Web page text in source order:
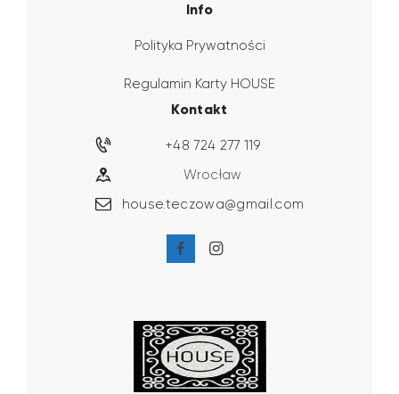
Info
Polityka Prywatności
Regulamin Karty HOUSE
Kontakt
Wrocław
house.teczowa@gmail.com
+48 724 277 119